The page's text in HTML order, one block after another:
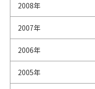
2008年
2007年
2006年
2005年